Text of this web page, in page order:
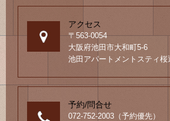
アクセス
〒563-0054
大阪府池田市大和町5-6
池田アパートメントスティ桜
予約/問合せ
072-752-2003（予約優先）